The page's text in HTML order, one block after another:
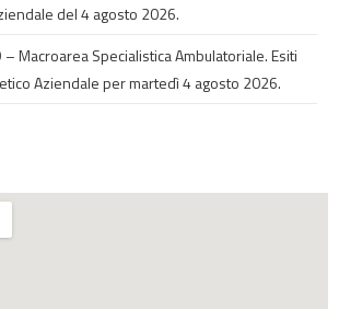
del 4 agosto 2026.
– Macroarea Specialistica Ambulatoriale. Esiti
Aziendale per martedì 4 agosto 2026.